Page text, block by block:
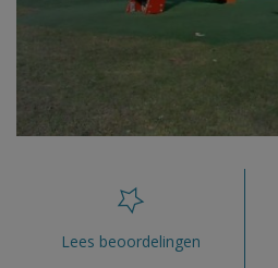
Lees beoordelingen